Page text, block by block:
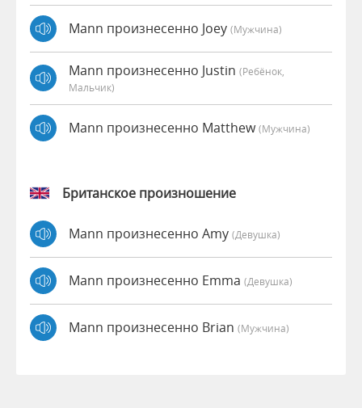
Mann произнесенно Joey (мужчина)
Mann произнесенно Justin (Ребёнок,
Мальчик)
Mann произнесенно Matthew(мужчина)
Британское произношение
Mann произнесенно Amy (девушка)
Mann произнесенно Emma (девушка)
Mann произнесенно Brian (мужчина)